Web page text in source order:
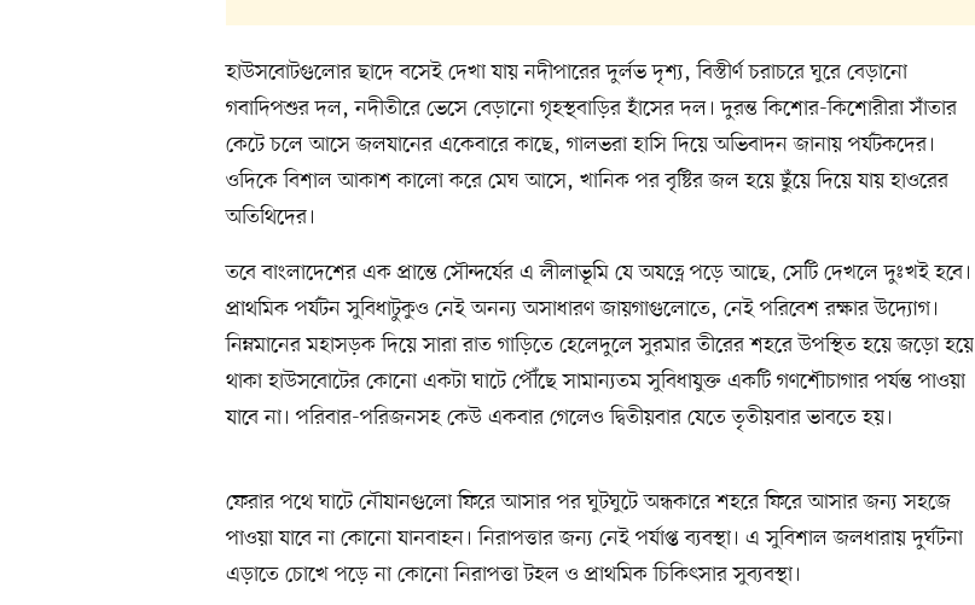
হাউসবোটগুলোর ছাদে বসেই দেখা যায় নদীপারের দুর্লভ দৃশ্য, বিস্তীর্ণ চরাচরে ঘুরে বেড়ানো
গবাদিপশুর দল, নদীতীরে ভেসে বেড়ানো গৃহস্থবাড়ির হাঁসের দল। দুরন্ত কিশোর-কিশোরীরা সাঁতার
কেটে চলে আসে জলযানের একেবারে কাছে, গালভরা হাসি দিয়ে অভিবাদন জানায় পর্যটকদের।
ওদিকে বিশাল আকাশ কালো করে মেঘ আসে, খানিক পর বৃষ্টির জল হয়ে ছুঁয়ে দিয়ে যায় হাওরের
অতিথিদের।
তবে বাংলাদেশের এক প্রান্তে সৌন্দর্যের এ লীলাভূমি যে অযত্নে পড়ে আছে, সেটি দেখলে দুঃখই হবে।
প্রাথমিক পর্যটন সুবিধাটুকুও নেই অনন্য অসাধারণ জায়গাগুলোতে, নেই পরিবেশ রক্ষার উদ্যোগ।
নিম্নমানের মহাসড়ক দিয়ে সারা রাত গাড়িতে হেলেদুলে সুরমার তীরের শহরে উপস্থিত হয়ে জড়ো হয়ে
থাকা হাউসবোটের কোনো একটা ঘাটে পৌঁছে সামান্যতম সুবিধাযুক্ত একটি গণশৌচাগার পর্যন্ত পাওয়া
যাবে না। পরিবার-পরিজনসহ কেউ একবার গেলেও দ্বিতীয়বার যেতে তৃতীয়বার ভাবতে হয়।
ফেরার পথে ঘাটে নৌযানগুলো ফিরে আসার পর ঘুটঘুটে অন্ধকারে শহরে ফিরে আসার জন্য সহজে
পাওয়া যাবে না কোনো যানবাহন। নিরাপত্তার জন্য নেই পর্যাপ্ত ব্যবস্থা। এ সুবিশাল জলধারায় দুর্ঘটনা
এড়াতে চোখে পড়ে না কোনো নিরাপত্তা টহল ও প্রাথমিক চিকিৎসার সুব্যবস্থা।